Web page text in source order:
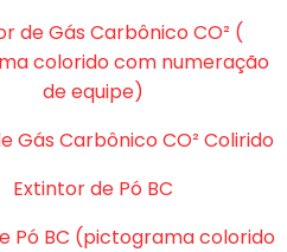
de Gás Carbônico CO² (
colorido com numeração
de equipe)
Gás Carbônico CO² Colirido
Extintor de Pó BC
Pó BC (pictograma colorido